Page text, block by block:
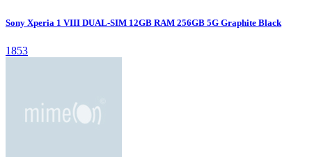
Sony Xperia 1 VIII DUAL-SIM 12GB RAM 256GB 5G Graphite Black
1853